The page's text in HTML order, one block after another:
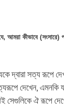
আমরা কীভাবে
দ্বারা সত্য রূপে
দেখেন, এমনকি
সেগুলিকে ঐ রূপে